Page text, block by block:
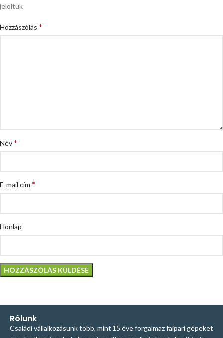
jelöltük
Hozzászólás *
Név*
E-mail cím *
Honlap
Rólunk
Családi vállalkozásunk több, mint 15 éve forgalmaz faipari gépeket